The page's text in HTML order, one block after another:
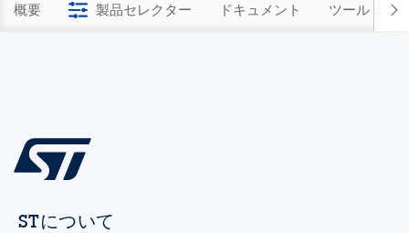
概要 製品セレクター ドキュメント ツール & ソ
STについて